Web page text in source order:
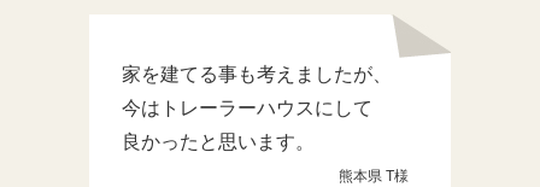
家を建てる事も考えましたが、
今はトレーラーハウスにして
良かったと思います。
熊本県 T様